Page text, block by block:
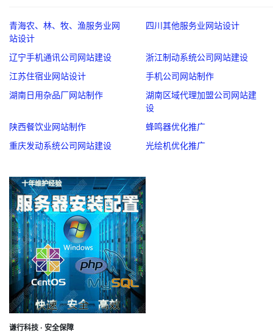
青海农、林、牧、渔服务业网
站设计
四川其他服务业网站设计
辽宁手机通讯公司网站建设
浙江制动系统公司网站建设
江苏住宿业网站设计
手机公司网站制作
湖南日用杂品厂网站制作
湖南区域代理加盟公司网站建
设
陕西餐饮业网站制作
蜂鸣器优化推广
重庆发动系统公司网站建设
光绘机优化推广
谦行科技 · 安全保障